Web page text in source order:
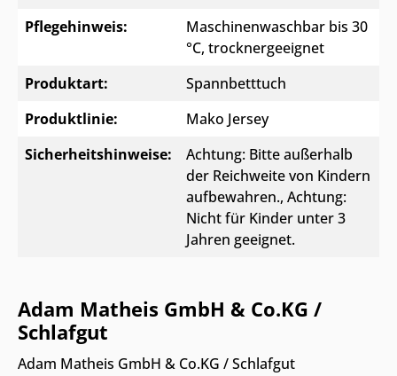
Pflegehinweis:
Maschinenwaschbar bis 30
°C, trocknergeeignet
Produktart:
Spannbetttuch
Produktlinie:
Mako Jersey
Sicherheitshinweise:
Achtung: Bitte außerhalb
der Reichweite von Kindern
aufbewahren., Achtung:
Nicht für Kinder unter 3
Jahren geeignet.
Adam Matheis GmbH & Co.KG /
Schlafgut
Adam Matheis GmbH & Co.KG / Schlafgut